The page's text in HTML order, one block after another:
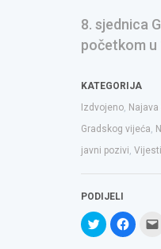
8. sjednica
početkom u
KATEGORIJA
Izdvojeno,
Gradskog vijeća,
javni pozivi, Vijesti
PODIJELI
Podijeli
na
Twitteru
Klikom